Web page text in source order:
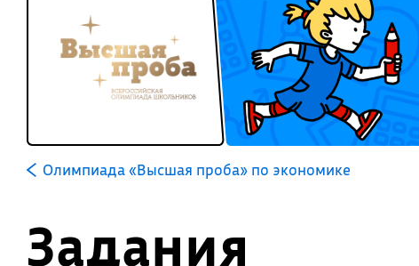
Олимпиада «Высшая проба» по экономике
Задания